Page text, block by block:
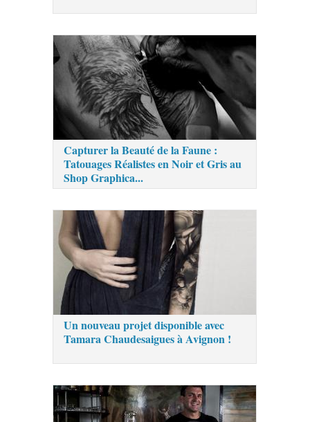
Capturer la Beauté de la Faune :
Tatouages Réalistes en Noir et Gris au
Shop Graphica...
Un nouveau projet disponible avec
Tamara Chaudesaigues à Avignon !